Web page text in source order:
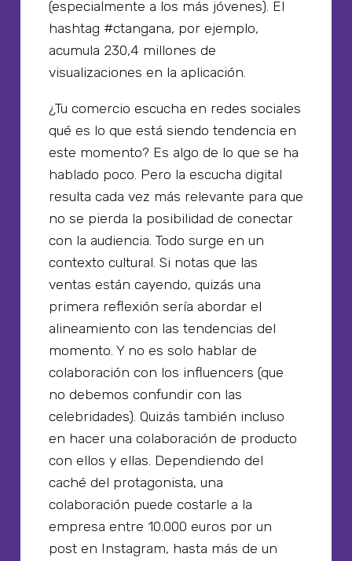
(especialmente a los más jóvenes). El
hashtag #ctangana, por ejemplo,
acumula 230,4 millones de
visualizaciones en la aplicación.
¿Tu comercio escucha en redes sociales
qué es lo que está siendo tendencia en
este momento? Es algo de lo que se ha
hablado poco. Pero la escucha digital
resulta cada vez más relevante para que
no se pierda la posibilidad de conectar
con la audiencia. Todo surge en un
contexto cultural. Si notas que las
ventas están cayendo, quizás una
primera reflexión sería abordar el
alineamiento con las tendencias del
momento. Y no es solo hablar de
colaboración con los influencers (que
no debemos confundir con las
celebridades). Quizás también incluso
en hacer una colaboración de producto
con ellos y ellas. Dependiendo del
caché del protagonista, una
colaboración puede costarle a la
empresa entre 10.000 euros por un
post en Instagram, hasta más de un